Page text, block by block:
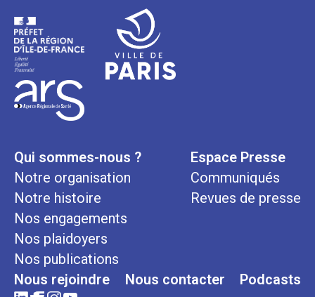
Qui sommes-nous ?
Notre organisation
Notre histoire
Nos engagements
Nos plaidoyers
Nos publications
Espace Presse
Communiqués
Revues de presse
Nous rejoindre Nous contacter Podcasts